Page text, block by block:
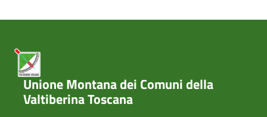
Unione Montana dei Comuni della
Valtiberina Toscana